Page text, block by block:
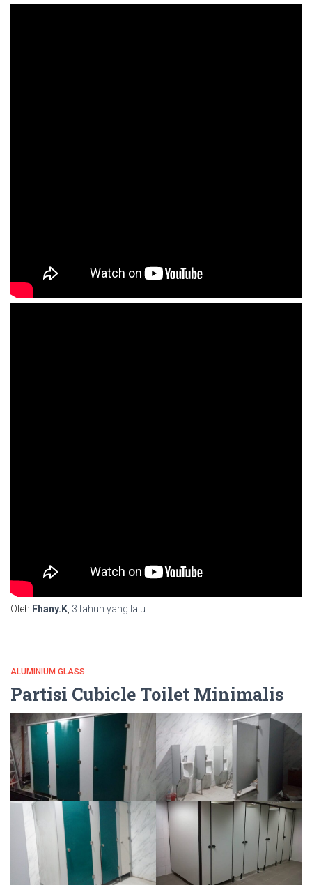
Oleh Fhany.K 3 tahun yang lalu
ALUMINIUM GLASS
Partisi Cubicle Toilet Minimalis